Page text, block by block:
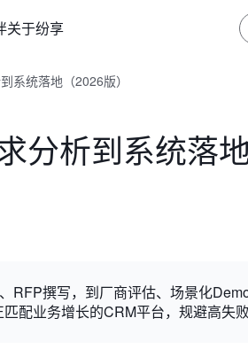
关于纷享
系统落地（2026版）
分析到系统落
RFP撰写，到厂商评估、场景化
配业务增长的CRM平台，规避高失败